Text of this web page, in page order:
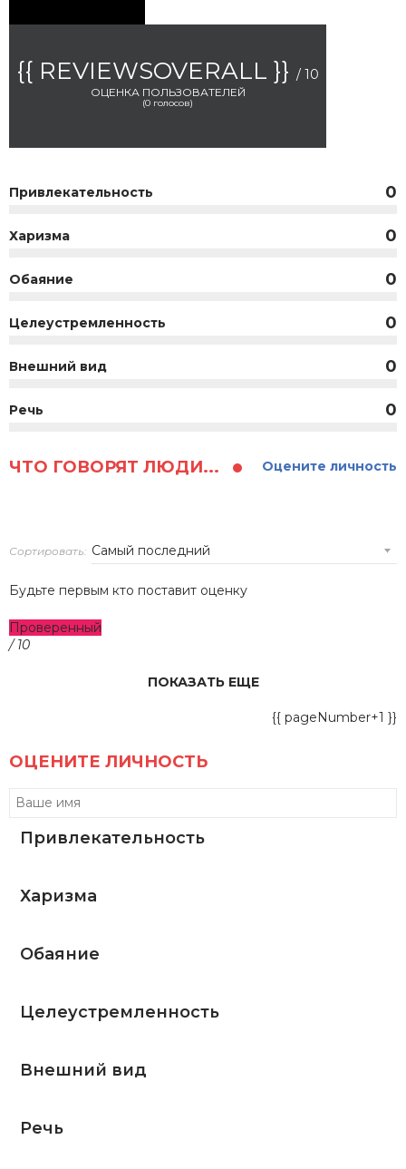
{{ REVIEWSOVERALL }} / 10
ОЦЕНКА ПОЛЬЗОВАТЕЛЕЙ
(0 голосов)
Привлекательность 0
Харизма 0
Обаяние 0
Целеустремленность 0
Внешний вид 0
Речь 0
ЧТО ГОВОРЯТ ЛЮДИ... Оцените личность
Сортировать:
Будьте первым кто поставит оценку
Проверенный
/ 10
ПОКАЗАТЬ ЕЩЕ
{{ pageNumber+1 }}
ОЦЕНИТЕ ЛИЧНОСТЬ
Привлекательность
Харизма
Обаяние
Целеустремленность
Внешний вид
Речь